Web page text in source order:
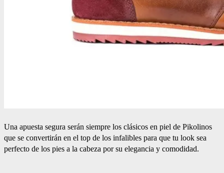
Una apuesta segura serán siempre los clásicos en piel de Pikolinos
que se convertirán en el top de los infalibles para que tu look sea
perfecto de los pies a la cabeza por su elegancia y comodidad.